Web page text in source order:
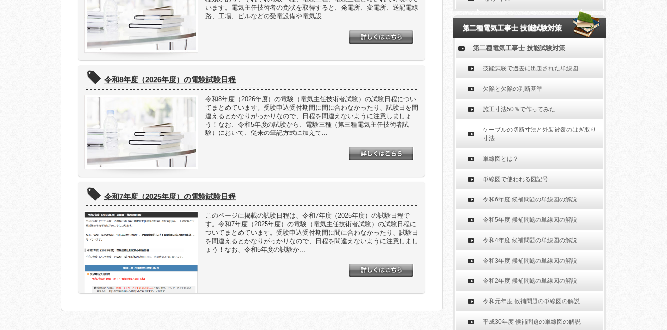
います。電気主任技術者の免状を取得すると、発電所、変電所、送配電線
路、工場、ビルなどの受電設備や電気設...
令和8年度（2026年度）の電験試験日程
令和8年度（2026年度）の電験（電気主任技術者試験）の試験日程につい
てまとめています。受験申込受付期間に間に合わなかったり、試験日を間
違えるとかなりがっかりなので、日程を間違えないように注意しましょ
う！なお、令和5年度の試験から、電験三種（第三種電気主任技術者試
験）において、従来の筆記方式に加えて...
令和7年度（2025年度）の電験試験日程
このページに掲載の試験日程は、令和7年度（2025年度）の試験日程で
す。令和7年度（2025年度）の電験（電気主任技術者試験）の試験日程に
ついてまとめています。受験申込受付期間に間に合わなかったり、試験日
を間違えるとかなりがっかりなので、日程を間違えないように注意しまし
ょう！なお、令和5年度の試験か...
第二種電気工事士 技能試験対策
第二種電気工事士 技能試験対策
技能試験で過去に出題された単線図
欠陥と欠陥の判断基準
施工寸法50％で作ってみた
ケーブルの切断寸法と外装被覆のはぎ取り
寸法
単線図とは？
単線図で使われる図記号
令和6年度 候補問題の単線図の解説
令和5年度 候補問題の単線図の解説
令和4年度 候補問題の単線図の解説
令和3年度 候補問題の単線図の解説
令和2年度 候補問題の単線図の解説
令和元年度 候補問題の単線図の解説
平成30年度 候補問題の単線図の解説